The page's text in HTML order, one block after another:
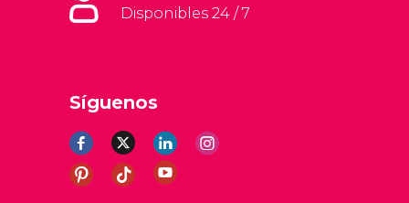
Disponibles 24 / 7
Síguenos